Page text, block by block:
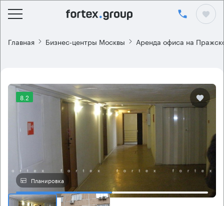
Главная Бизнес-центры Москвы Аренда офиса на
8.2
Планировка